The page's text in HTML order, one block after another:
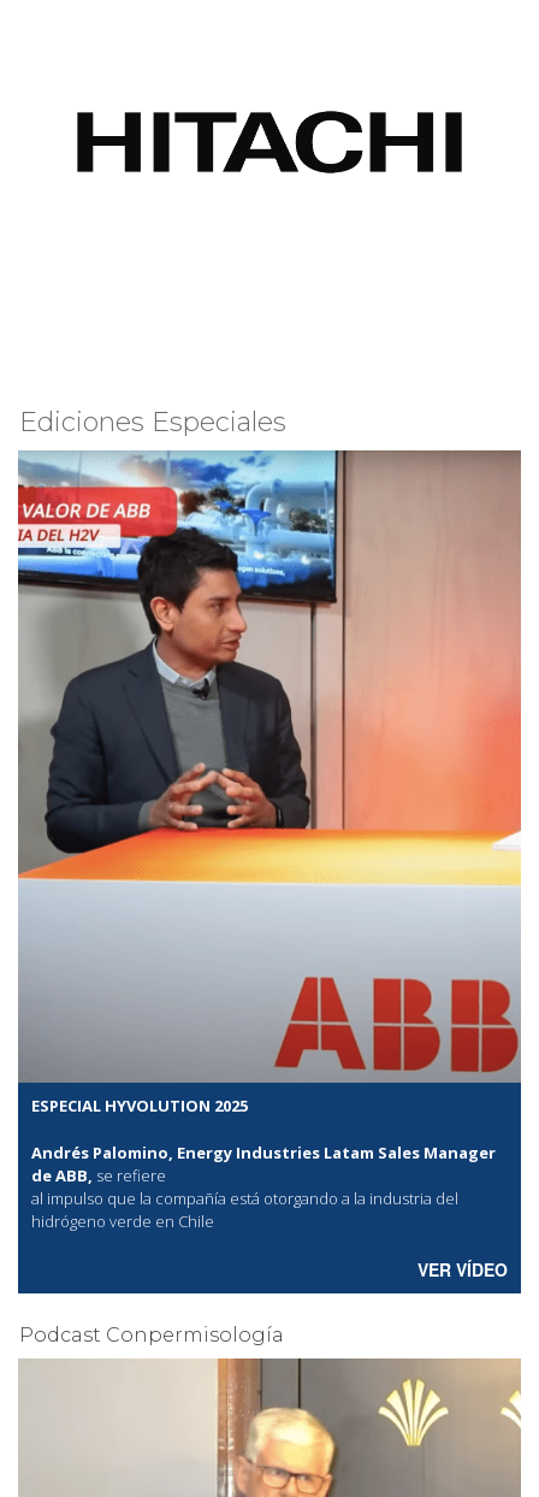
Ediciones Especiales
ESPECIAL HYVOLUTION 2025
Andrés Palomino, Energy Industries Latam Sales Manager
de ABB, se refiere
al impulso que la compañía está otorgando a la industria del
hidrógeno verde en Chile
VER VÍDEO
Podcast Conpermisología